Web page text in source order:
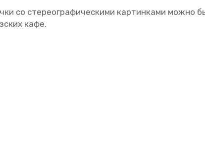
со сте­рео­гра­фи­че­ски­ми кар­тин­ка­ми можно
кафе.